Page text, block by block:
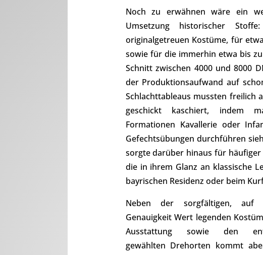
Noch zu erwähnen wäre ein
Umsetzung historischer
originalgetreuen Kostüme, für
sowie für die immerhin etwa bis
Schnitt zwischen 4000 und 8000
der Produktionsaufwand auf
Schlachttableaus mussten freilich
geschickt kaschiert, indem
Formationen Kavallerie oder
Gefechtsübungen durchführen
sorgte darüber hinaus für
die in ihrem Glanz an klassische
bayrischen Residenz oder beim
Neben der sorgfältigen, auf
Genauigkeit Wert legenden
Ausstattung sowie den
gewählten Drehorten kommt